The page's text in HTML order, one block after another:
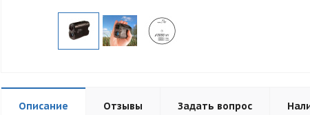
Описание Отзывы Задать вопрос